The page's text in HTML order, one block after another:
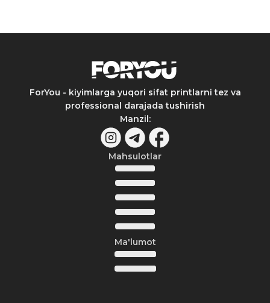
ForYou - kiyimlarga yuqori sifat printlarni tez va
professional darajada tushirish
Manzil:
Mahsulotlar
Ma'lumot